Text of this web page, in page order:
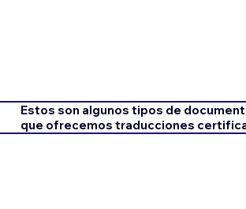
Estos son algunos tipos de
que ofrecemos traducciones